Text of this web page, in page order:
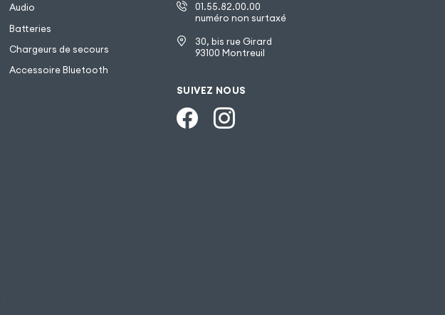
Audio
Batteries
Chargeurs de secours
Accessoire Bluetooth
01.55.82.00.00
numéro non surtaxé
30, bis rue Girard
93100 Montreuil
SUIVEZ NOUS